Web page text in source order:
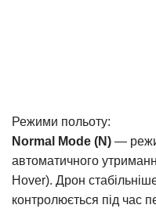
Режими польоту:
Normal Mode (N) —
автоматичного
Hover). Дрон
контролюється під час